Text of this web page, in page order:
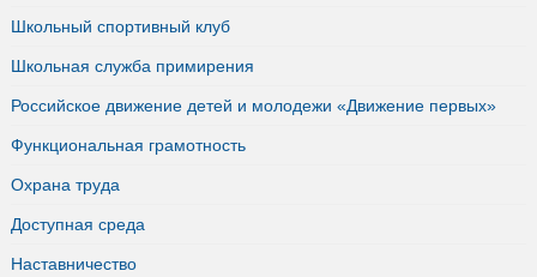
Школьный спортивный клуб
Школьная служба примирения
Российское движение детей и молодежи «Движение первых»
Функциональная грамотность
Охрана труда
Доступная среда
Наставничество